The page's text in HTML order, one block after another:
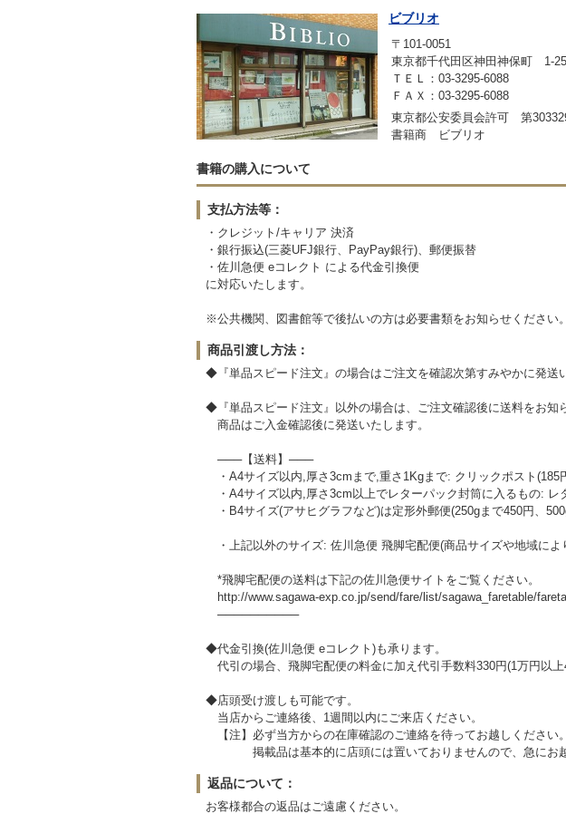
ビブリオ
〒101-0051
東京都千代田区神田神保町 1-
ＴＥＬ：03-3295-6088
ＦＡＸ：03-3295-6088
東京都公安委員会許可 第
書籍商 ビブリオ
書籍の購入について
支払方法等：
・クレジット/キャリア 決済
・銀行振込(三菱UFJ銀行、PayPay銀行)、郵便振替
・佐川急便 eコレクト による代金引換便
に対応いたします。
※公共機関、図書館等で後払いの方は必要書類をお知らせください。
商品引渡し方法：
◆『単品スピード注文』の場合はご注文を確認次第すみやかに発送
◆『単品スピード注文』以外の場合は、ご注文確認後に送料をお知
商品はご入金確認後に発送いたします。
───【送料】───
・A4サイズ以内,厚さ3cmまで,重さ1Kgまで: クリックポスト
・A4サイズ以内,厚さ3cm以上でレターパック封筒に入るもの:
・B4サイズ(アサヒグラフなど)は定形外郵便(250gまで450円、
・上記以外のサイズ: 佐川急便 飛脚宅配便(商品サイズや地域によ
*飛脚宅配便の送料は下記の佐川急便サイトをご覧ください。
http://www.sagawa-exp.co.jp/send/fare/list/sagawa_faretable/
──────────
◆代金引換(佐川急便 eコレクト)も承ります。
代引の場合、飛脚宅配便の料金に加え代引手数料330円(1万円以上
◆店頭受け渡しも可能です。
当店からご連絡後、1週間以内にご来店ください。
【注】必ず当方からの在庫確認のご連絡を待ってお越しください。
掲載品は基本的に店頭には置いておりませんので、急にお越
返品について：
お客様都合の返品はご遠慮ください。